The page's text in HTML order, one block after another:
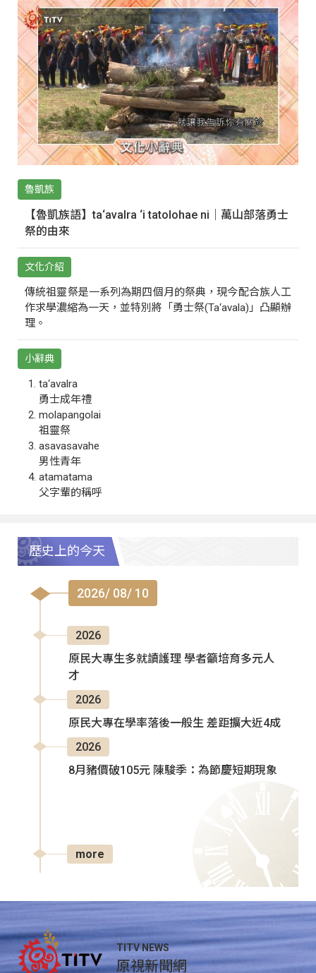
魯凱族
【魯凱族語】ta‘avalra ‘i tatolohae ni｜萬山部落勇士
祭的由來
文化介紹
傳統祖靈祭是一系列為期四個月的祭典，現今配合族人工
作求學濃縮為一天，並特別將「勇士祭(Ta‘avala)」凸顯辦
理。
小辭典
ta‘avalra
勇士成年禮
molapangolai
祖靈祭
asavasavahe
男性青年
atamatama
父字輩的稱呼
歷史上的今天
2026/ 08/ 10
2026
原民大專生多就讀護理 學者籲培育多元人
才
2026
原民大專在學率落後一般生 差距擴大近4成
2026
8月豬價破105元 陳駿季：為節慶短期現象
more
TITV NEWS
原視新聞網